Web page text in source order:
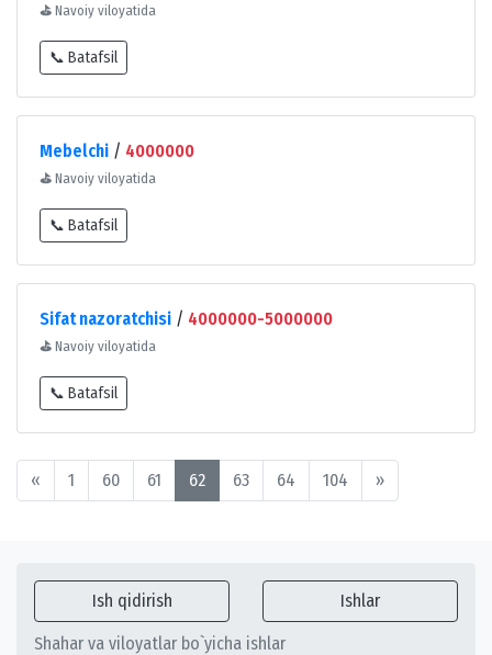
⛳ Navoiy viloyatida
📞 Batafsil
Mebelchi / 4000000
⛳ Navoiy viloyatida
📞 Batafsil
Sifat nazoratchisi / 4000000-5000000
⛳ Navoiy viloyatida
📞 Batafsil
« 1 60 61 62 63 64 104 »
Ish qidirish Ishlar
Shahar va viloyatlar bo`yicha ishlar